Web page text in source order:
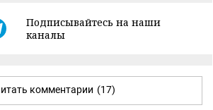
Подписывайтесь на наши
каналы
комментарии (17)